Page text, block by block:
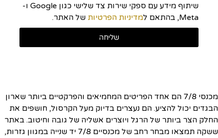
שיתוף מידע עם ספקי שירות צד שלישי כגון Google ו-
Meta, בהתאם ל
מדיניות הפרטיות של האתר.
שליחה
מכנסי 7/8 הם אחד הפריטים המחמיאים והפרקטיים ביותר שארון
הבגדים יכול להציע. הם נעצרים בדיוק מעל הקרסול, חושפים את
החלק הצר ביותר של הרגל ויוצרים אשליה של גובה וחיטוב. באתר
ששקה תמצאו מבחר רחב של מכנסיים 7/8 יד שנייה במגוון גזרות,